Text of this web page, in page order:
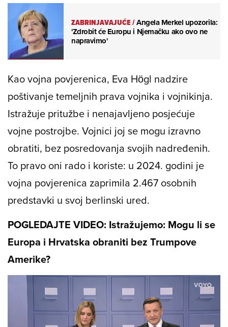
ZABRINJAVAJUĆE/Angela Merkel upozorila:
'Zdrobit će Europu i Njemačku ako ovo ne
napravimo'
Kao vojna povjerenica, Eva Högl nadzire
poštivanje temeljnih prava vojnika i vojnikinja.
Istražuje pritužbe i nenajavljeno posjećuje
vojne postrojbe. Vojnici joj se mogu izravno
obratiti, bez posredovanja svojih nadređenih.
To pravo oni rado i koriste: u 2024. godini je
vojna povjerenica zaprimila 2.467 osobnih
predstavki u svoj berlinski ured.
POGLEDAJTE VIDEO: Istražujemo: Mogu li se
Europa i Hrvatska obraniti bez Trumpove
Amerike?